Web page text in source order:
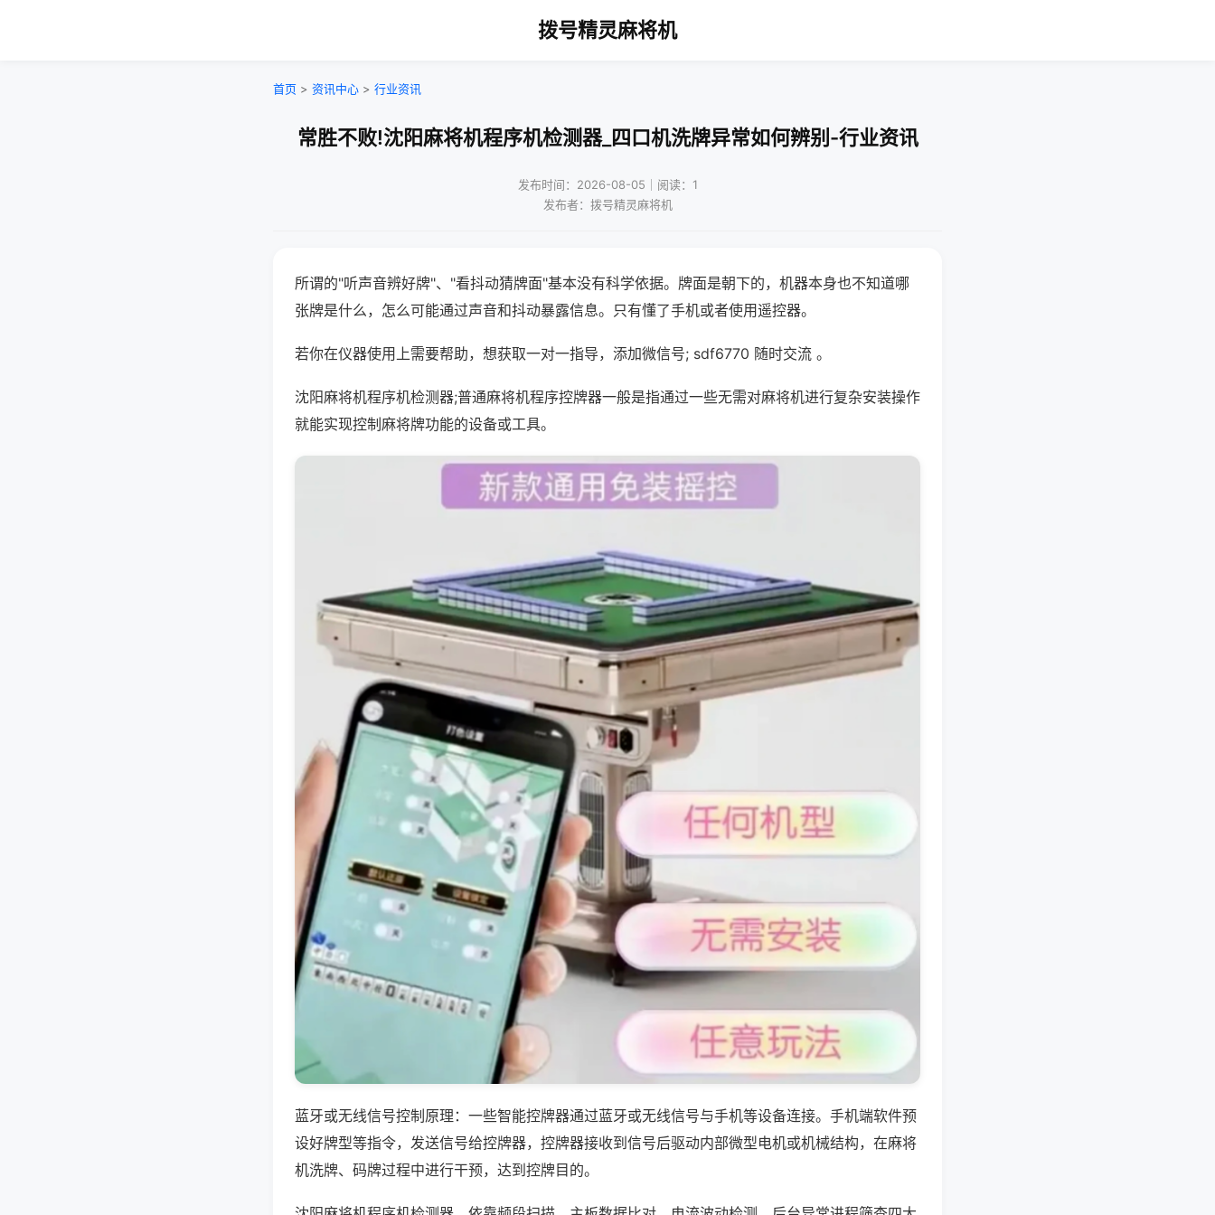
拨号精灵麻将机
首页 > 资讯中心 > 行业资讯
常胜不败!沈阳麻将机程序机检测器_四口机洗牌异常如何辨别-行业资讯
发布时间：2026-08-05｜阅读：1
发布者：拨号精灵麻将机
所谓的"听声音辨好牌"、"看抖动猜牌面"基本没有科学依据。牌面是朝下的，机器本身也不知道哪
张牌是什么，怎么可能通过声音和抖动暴露信息。只有懂了手机或者使用遥控器。
若你在仪器使用上需要帮助，想获取一对一指导，添加微信号; sdf6770 随时交流 。
沈阳麻将机程序机检测器;普通麻将机程序控牌器一般是指通过一些无需对麻将机进行复杂安装操作
就能实现控制麻将牌功能的设备或工具。
蓝牙或无线信号控制原理：一些智能控牌器通过蓝牙或无线信号与手机等设备连接。手机端软件预
设好牌型等指令，发送信号给控牌器，控牌器接收到信号后驱动内部微型电机或机械结构，在麻将
机洗牌、码牌过程中进行干预，达到控牌目的。